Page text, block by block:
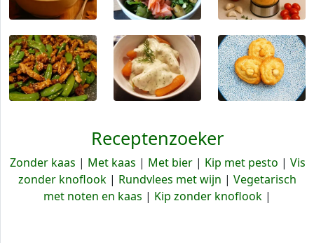
Receptenzoeker
Zonder kaas | Met kaas | Met bier | Kip met pesto | Vis
zonder knoflook | Rundvlees met wijn | Vegetarisch
met noten en kaas | Kip zonder knoflook |